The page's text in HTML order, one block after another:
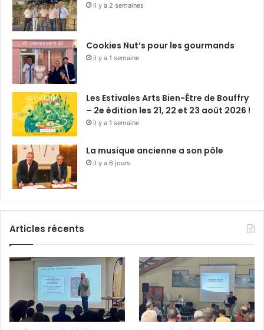
il y a 2 semaines
Cookies Nut’s pour les gourmands
il y a 1 semaine
Les Estivales Arts Bien-Être de Bouffry
– 2e édition les 21, 22 et 23 août 2026 !
il y a 1 semaine
La musique ancienne a son pôle
il y a 6 jours
Articles récents